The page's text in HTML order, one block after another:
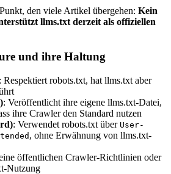
den viele Artikel übergehen: Kein
llms.txt derzeit als offiziellen
und ihre Haltung
: Respektiert robots.txt, hat llms.txt aber
: Veröffentlicht ihre eigene llms.txt-Datei,
ihre Crawler den Standard nutzen
: Verwendet robots.txt über User-
, ohne Erwähnung von llms.txt-
öffentlichen Crawler-Richtlinien oder
Nutzung